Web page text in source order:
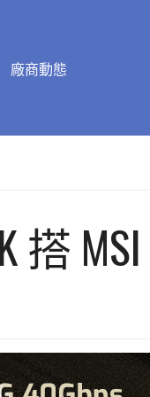
廠商動態
搭